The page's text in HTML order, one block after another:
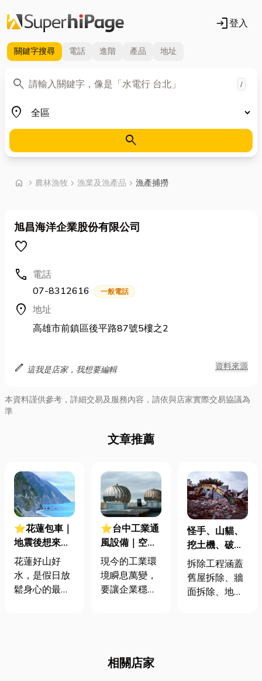
login登入
關鍵字搜尋 電話 進階 產品 地址
search
關鍵字 /
place
地區
search
home chevron_right 首頁
農林漁牧 chevron_right 漁業及漁產品 chevron_right 漁產捕撈
旭昌海洋企業股份有限公司
favorite
call 電話
07-8312616
一般電話
location_on 地址
高雄市前鎮區後平路87號5樓之2
edit 這我是店家，我想要編輯 資料來源
本資料謹供參考，詳細交易及服務內容，請依與店家實際交易協議為
準
文章推薦
⭐花蓮包車｜
地震後想來花
蓮玩？包車最
安心！專屬司
機帶你避開塞
花蓮好山好
水，是假日放
鬆身心的最佳
⭐台中工業通
風設備｜空氣
品質是王道！
揭秘工業通風
的重要性，改
現今的工業環
境瞬息萬變，
要讓企業穩定
不少工廠、倉
怪手、山貓、
挖土機、破碎
機，重型機械
全方位出租，
大小工程一次
拆除工程涵蓋
舊屋拆除、牆
面拆除、地坪
相關店家